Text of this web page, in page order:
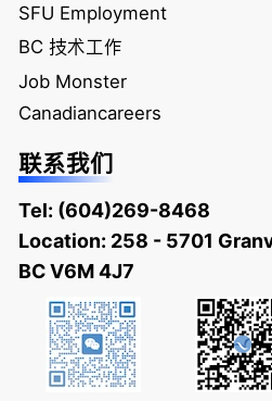
SFU Employment
BC 技术工作
Job Monster
Canadiancareers
联系我们
Tel: (604)269-8468
Location: 258 - 5701
BC V6M 4J7